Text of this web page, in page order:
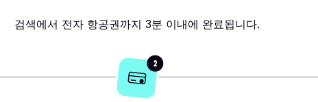
검색에서 전자 항공권까지 3분 이내에 완료됩니다.
2